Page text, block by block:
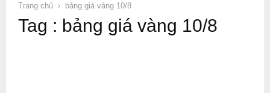
Trang chủ bảng giá vàng 10/8
Tag : bảng giá vàng 10/8